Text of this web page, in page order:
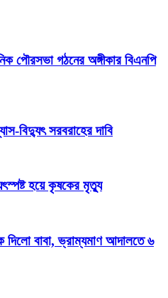
পৌরসভা গঠনের অঙ্গীকার বিএনপি
বিদ্যুৎ সরবরাহের দাবি
হয়ে কৃষকের মৃত্যু
দিলো বাবা, ভ্রাম্যমাণ আদালতে ৬